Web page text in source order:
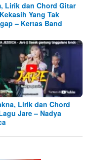
Lirik dan Chord Gitar
Yang Tak
– Kertas Band
Lirik dan Chord
Jare – Nadya